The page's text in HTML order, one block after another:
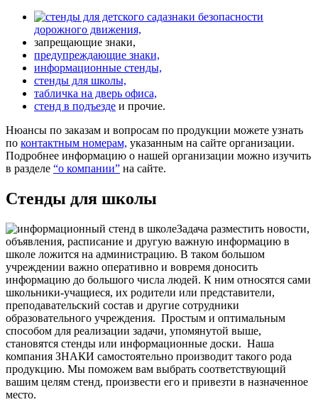
знаки безопасности
дорожного движения,
запрещающие знаки,
предупреждающие знаки,
информационные стенды,
стенды для школы,
табличка на дверь офиса,
стенд в подъезде и прочие.
Нюансы по заказам и вопросам по продукции можете узнать
по контактным номерам, указанным на сайте организации.
Подробнее информацию о нашей организации можно изучить
в разделе “о компании” на сайте.
Стенды для школы
Задача разместить новости,
объявления, расписание и другую важную информацию в
школе ложится на администрацию. В таком большом
учреждении важно оперативно и вовремя доносить
информацию до большого числа людей. К ним относятся сами
школьники-учащиеся, их родители или представители,
преподавательский состав и другие сотрудники
образовательного учреждения. Простым и оптимальным
способом для реализации задачи, упомянутой выше,
становятся стенды или информационные доски. Наша
компания ЗНАКИ самостоятельно производит такого рода
продукцию. Мы поможем вам выбрать соответствующий
вашим целям стенд, произвести его и привезти в назначенное
место.